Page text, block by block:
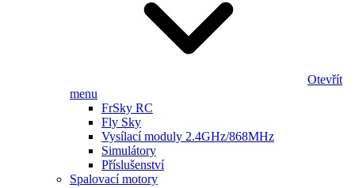
Otevřít
menu
FrSky RC
Fly Sky
Vysílací moduly 2.4GHz/868MHz
Simulátory
Příslušenství
Spalovací motory